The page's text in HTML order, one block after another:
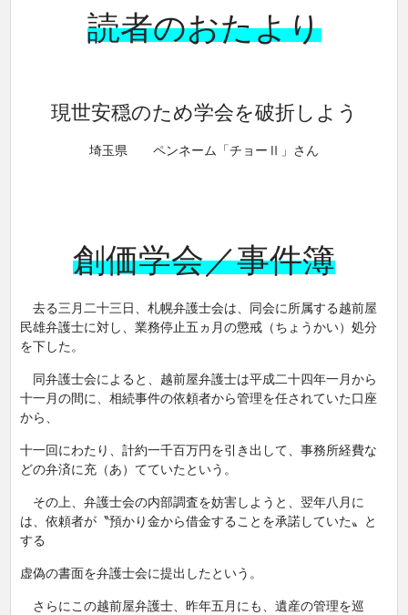
読者のおたより
現世安穏のため学会を破折しよう
埼玉県 ペンネーム「チョーⅡ」さん
創価学会／事件簿
去る三月二十三日、札幌弁護士会は、同会に所属する越前屋
民雄弁護士に対し、業務停止五ヵ月の懲戒（ちょうかい）処分
を下した。
同弁護士会によると、越前屋弁護士は平成二十四年一月から
十一月の間に、相続事件の依頼者から管理を任されていた口座
から、
十一回にわたり、計約一千百万円を引き出して、事務所経費な
どの弁済に充（あ）てていたという。
その上、弁護士会の内部調査を妨害しようと、翌年八月に
は、依頼者が〝預かり金から借金することを承諾していた〟と
する
虚偽の書面を弁護士会に提出したという。
さらにこの越前屋弁護士、昨年五月にも、遺産の管理を巡